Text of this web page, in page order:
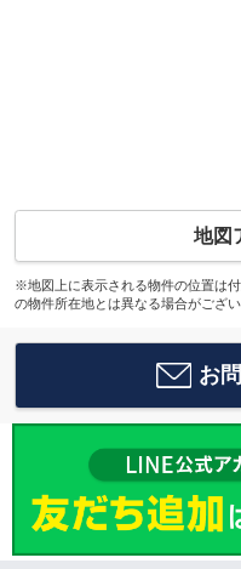
地図
※地図上に表示される物件の位置は
の物件所在地とは異なる場合がござい
お